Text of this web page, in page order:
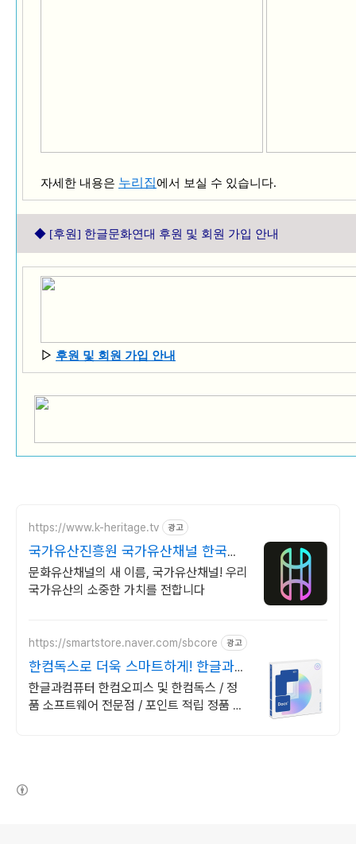
자세한 내용은 누리집에서 보실 수 있습니다.
◆ [후원] 한글문화연대 후원 및 회원 가입 안내
▷ 후원 및 회원 가입 안내
https://www.k-heritage.tv 광고
국가유산진흥원 국가유산채널 한국의
세계유산 영상
문화유산채널의 새 이름, 국가유산채널! 우리
국가유산의 소중한 가치를 전합니다
https://smartstore.naver.com/sbcore 광고
한컴독스로 더욱 스마트하게! 한글과컴
퓨터 정품 인증점
한글과컴퓨터 한컴오피스 및 한컴독스 / 정
품 소프트웨어 전문점 / 포인트 적립 정품 소